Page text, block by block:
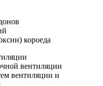
короеда
вентиляции
вентиляции и